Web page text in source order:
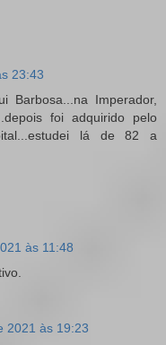
23:43
Barbosa...na Imperador,
foi adquirido pelo
lá de 82 a
às 11:48
2021 às 19:23